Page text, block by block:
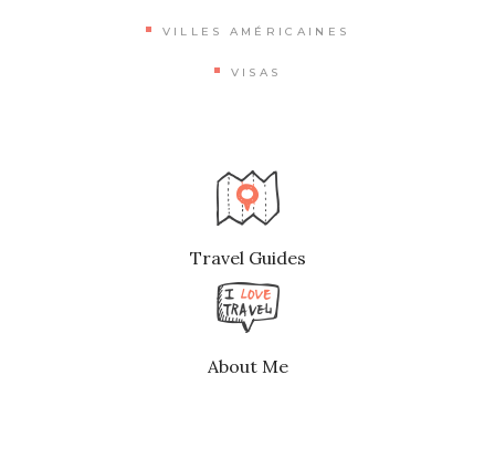
VILLES AMÉRICAINES
VISAS
Travel Guides
About Me